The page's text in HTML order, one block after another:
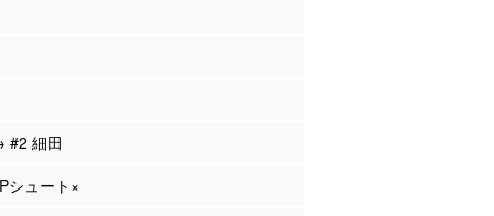
#2 細田
シュート×